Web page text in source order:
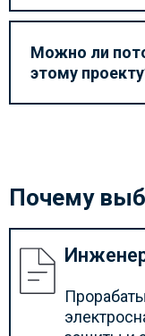
Можно ли
этому
Почему